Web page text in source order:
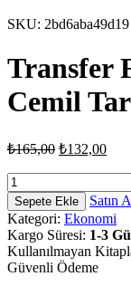
SKU: 2bd6aba49d19
Transfer
Cemil
₺165,00 Orijinal
₺132,00Şu
Transfer
Fiyatlandırması
-
Dr.
Cemil
Tartan
adet
Sepete Ekle
Satın
Kategori: Ekonomi
Kargo Süresi: 1-3
Kullanılmayan
Güvenli Ödeme